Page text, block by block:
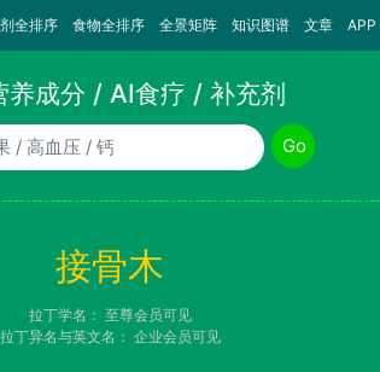
全排序 食物全排序 全景矩阵 知识图谱 文章 APP
养成分 / AI食疗 / 补充剂
名称
Go
接骨木
拉丁学名： 至尊会员可见
拉丁异名与英文名： 企业会员可见